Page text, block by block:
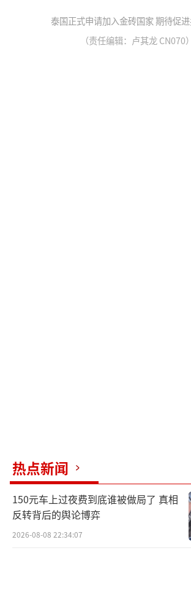
泰国正式申请加入金砖国家 期待促
（责任编辑：卢其龙 CN070）
热点新闻
150元车上过夜费到底谁被做局了 真相
反转背后的舆论博弈
2026-08-08 22:34:07